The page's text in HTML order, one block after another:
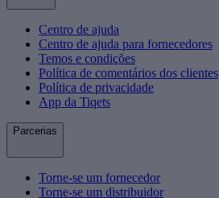
Centro de ajuda
Centro de ajuda para fornecedores
Temos e condições
Política de comentários dos clientes
Política de privacidade
App da Tiqets
Parcerias
Torne-se um fornecedor
Torne-se um distribuidor